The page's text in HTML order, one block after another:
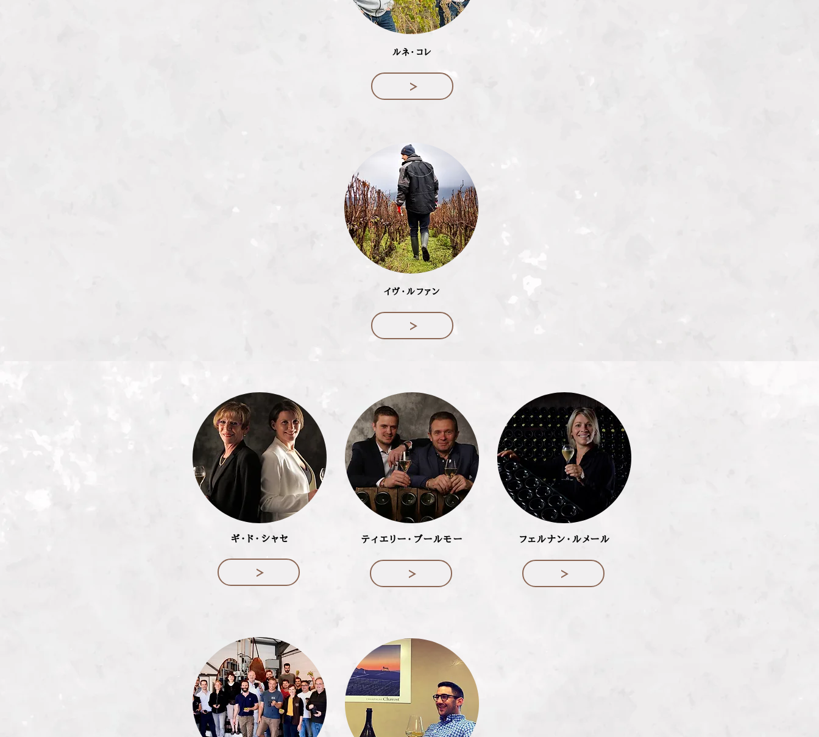
ルネ・コレ
イヴ・ルファン
ギ・ド・シャセ ティエリー・ブールモー フェルナン・ルメール